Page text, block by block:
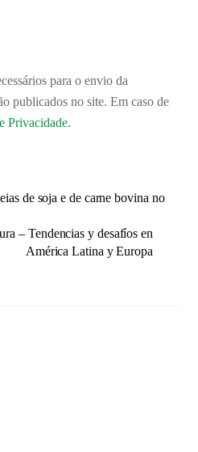
para o envio da
publicados no site. Em caso de
Privacidade.
de soja e de carne bovina no
– Tendencias y desafíos en
América Latina y Europa